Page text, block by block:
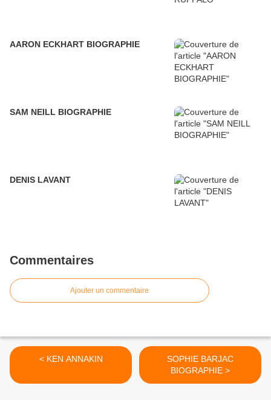
AARON ECKHART BIOGRAPHIE
SAM NEILL BIOGRAPHIE
DENIS LAVANT
Commentaires
Ajouter un commentaire
< KEN ANNAKIN
SOPHIE BARJAC
BIOGRAPHIE >